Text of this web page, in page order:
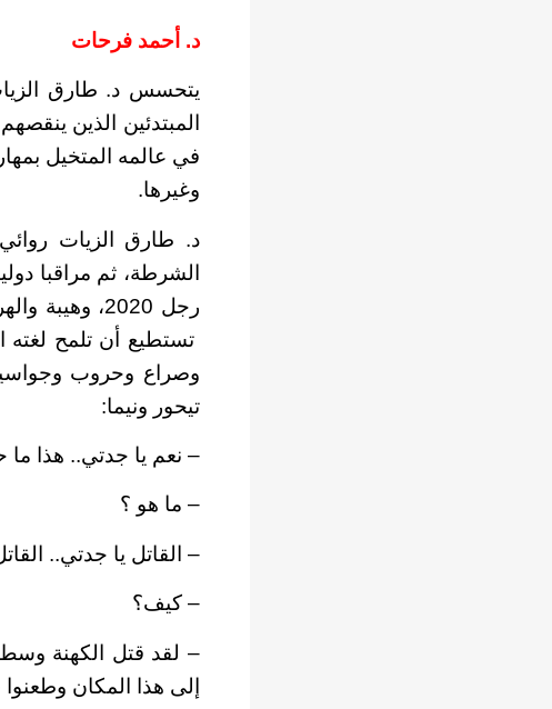
د. أحمد فرحات
يتحسس د. طارق الزيات
المبتدئين الذين
في عالمه المتخيل
وغيرها.
د. طارق الزيات
تستطيع أن تلمح لغته
وصراع وحروب
تيحور ونيما:
– نعم يا جدتي.. هذا ما
– ما هو ؟
– القاتل يا جدتي..
– كيف؟
– لقد قتل الكهنة
إلى هذا المكان